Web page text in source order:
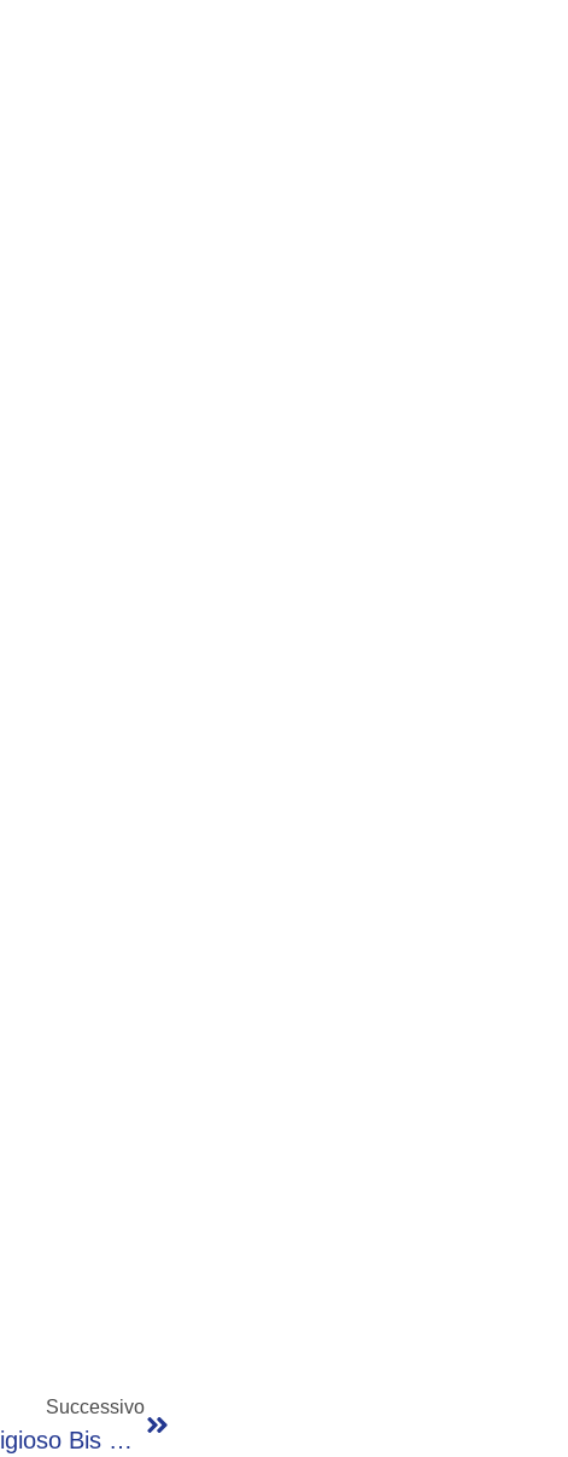
Successivo
Rodeo Under 16 Di Tennis, A Leffe Prestigioso Bis Di Lorenzo Rampinelli